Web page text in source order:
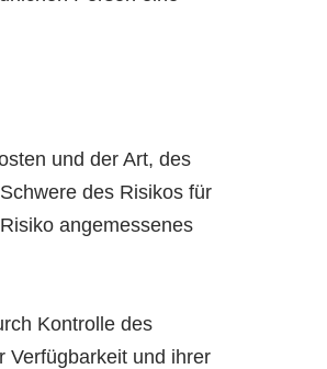
und der Art, des
des Risikos für
angemessenes
Kontrolle des
Verfügbarkeit und ihrer